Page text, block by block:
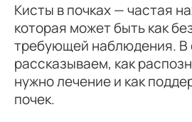
Кисты в почках — частая
которая может быть как
требующей наблюдения. В
рассказываем, как
нужно лечение и как
почек.